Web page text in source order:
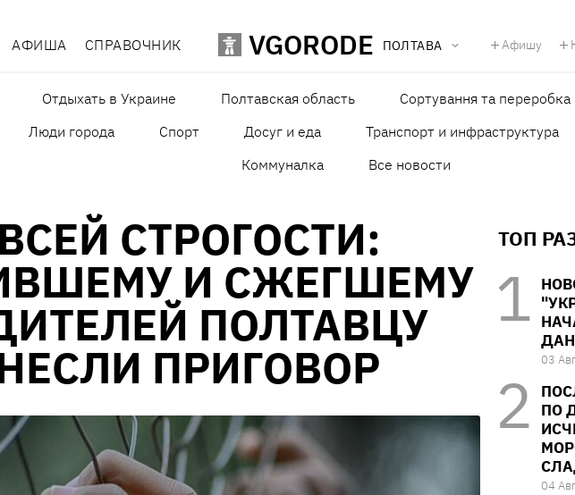
АФИША СПРАВОЧНИК VGORODE ПОЛТАВА Афишу
Отдыхать в Украине Полтавская область
Сортування та переробка
Люди города
Спорт Досуг и еда Транспорт и инфраструктура
Коммуналка
Все новости
СТРОГОСТИ:
И СЖЕГШЕМУ
ПОЛТАВЦУ
ПРИГОВОР
ТОП
03
ПО
04